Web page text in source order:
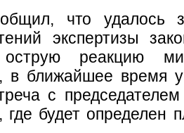
что удалось
экспертизы
реакцию
в ближайшее время
с
будет определен